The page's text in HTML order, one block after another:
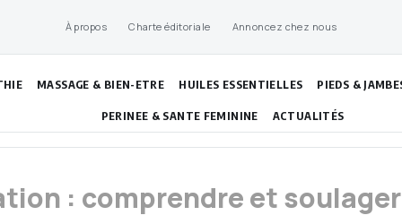
À propos Charte éditoriale Annoncez chez nous
MASSAGE & BIEN-ETRE HUILES ESSENTIELLES PIEDS &
PERINEE & SANTE FEMININE ACTUALITÉS
: comprendre et